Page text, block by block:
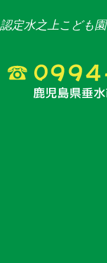
認定水之上こども園